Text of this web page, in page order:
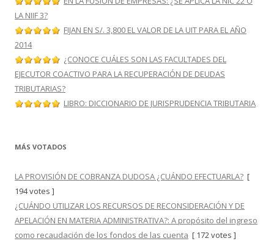
LA NIIF 3?
FIJAN EN S/. 3,800 EL VALOR DE LA UIT PARA EL AÑO
2014
¿CONOCE CUÁLES SON LAS FACULTADES DEL
EJECUTOR COACTIVO PARA LA RECUPERACIÓN DE DEUDAS
TRIBUTARIAS?
LIBRO: DICCIONARIO DE JURISPRUDENCIA TRIBUTARIA
MÁS VOTADOS
LA PROVISIÓN DE COBRANZA DUDOSA ¿CUÁNDO EFECTUARLA? [
194 votes ]
¿CUÁNDO UTILIZAR LOS RECURSOS DE RECONSIDERACIÓN Y DE
APELACIÓN EN MATERIA ADMINISTRATIVA?: A propósito del ingreso
como recaudación de los fondos de las cuenta [ 172 votes ]